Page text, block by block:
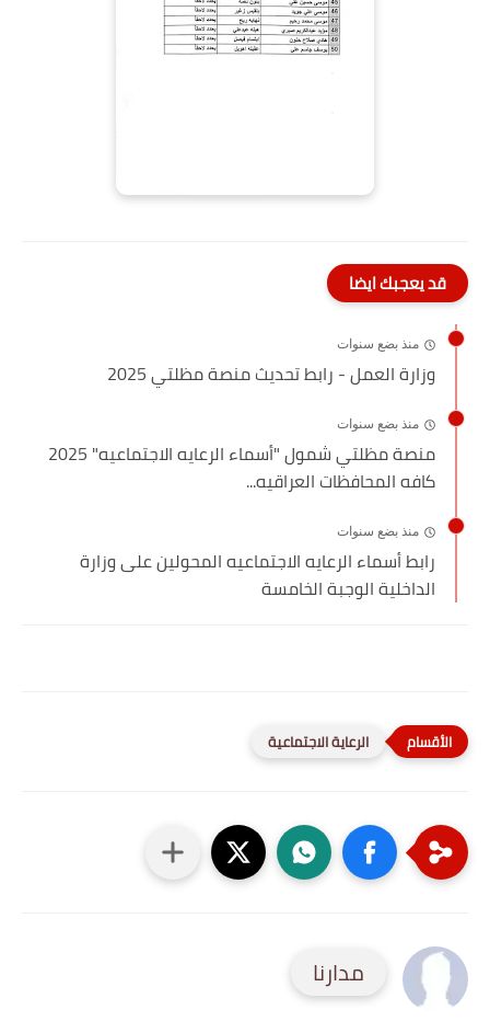
قد يعجبك ايضا
منذ بضع سنوات
وزارة العمل - رابط تحديث منصة مظلتي 2025
منذ بضع سنوات
منصة مظلتي شمول "أسماء الرعايه الاجتماعيه" 2025
كافه المحافظات العراقيه...
منذ بضع سنوات
رابط أسماء الرعايه الاجتماعيه المحولين على وزارة
الداخلية الوجبة الخامسة
الرعاية الاجتماعية
مدارنا